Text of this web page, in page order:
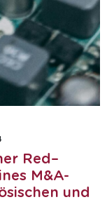
Red–
M&A-
n und